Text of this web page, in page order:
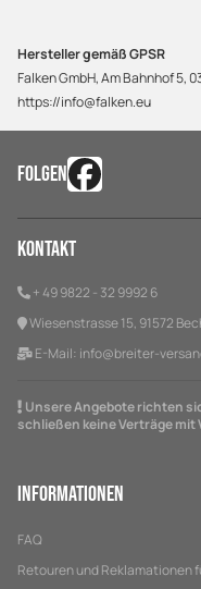
Hersteller gemäß GPSR
Falken GmbH, Am Bahnhof 5,
https://info@falken.eu
FOLGEN
Kontakt
+ 49 9822 - 32 9992 6
Wiesenstrasse 15, 91572
E-Mail: info@breiter-
Unsere Angebote richten
schließen keine Verträge mit
Informationen
FAQ
Retouren und Reklamationen